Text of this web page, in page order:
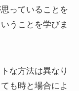
っていることを
うことを学びま
な方法は異なり
も時と場合によ